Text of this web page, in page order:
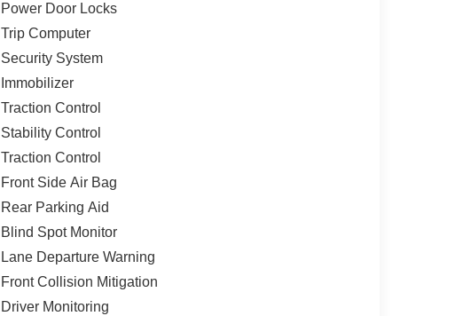
Power Door Locks
Trip Computer
Security System
Immobilizer
Traction Control
Stability Control
Traction Control
Front Side Air Bag
Rear Parking Aid
Blind Spot Monitor
Lane Departure Warning
Front Collision Mitigation
Driver Monitoring